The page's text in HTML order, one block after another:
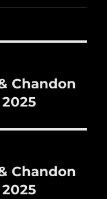
Chandon
Chandon